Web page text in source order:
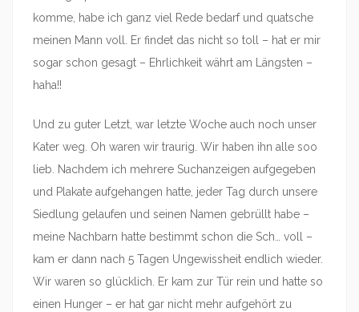
komme, habe ich ganz viel Rede bedarf und quatsche
meinen Mann voll. Er findet das nicht so toll – hat er mir
sogar schon gesagt – Ehrlichkeit währt am Längsten –
haha!!
Und zu guter Letzt, war letzte Woche auch noch unser
Kater weg. Oh waren wir traurig. Wir haben ihn alle soo
lieb. Nachdem ich mehrere Suchanzeigen aufgegeben
und Plakate aufgehangen hatte, jeder Tag durch unsere
Siedlung gelaufen und seinen Namen gebrüllt habe –
meine Nachbarn hatte bestimmt schon die Sch… voll –
kam er dann nach 5 Tagen Ungewissheit endlich wieder.
Wir waren so glücklich. Er kam zur Tür rein und hatte so
einen Hunger – er hat gar nicht mehr aufgehört zu